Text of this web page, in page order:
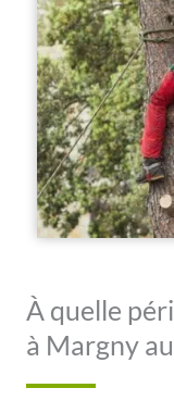
À quelle
à Margny